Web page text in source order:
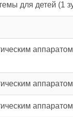
для детей (1